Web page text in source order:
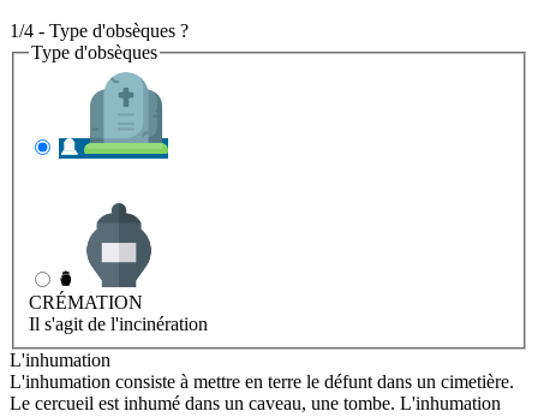
1/4 - Type d'obsèques ?
Type d'obsèques
CRÉMATION
Il s'agit de l'incinération
L'inhumation
L'inhumation consiste à mettre en terre le défunt dans un cimetière.
Le cercueil est inhumé dans un caveau, une tombe. L'inhumation